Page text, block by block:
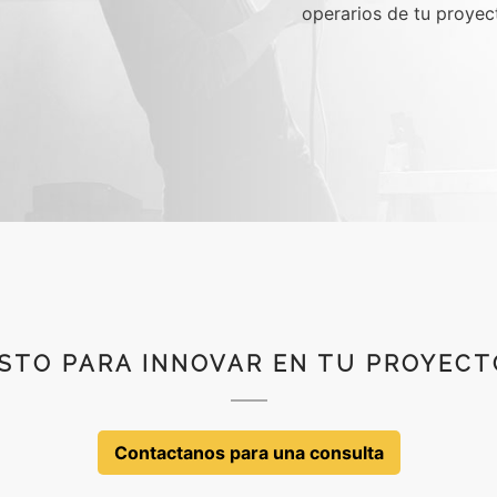
operarios de tu
PARA INNOVAR EN TU
Contactanos para una consulta